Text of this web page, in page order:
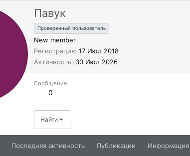
Павук
Проверенный пользователь
New member
Регистрация 17 Июл 2018
Активность 30 Июл 2026
Сообщения
0
Найти
Последняя активность Публикации Информация